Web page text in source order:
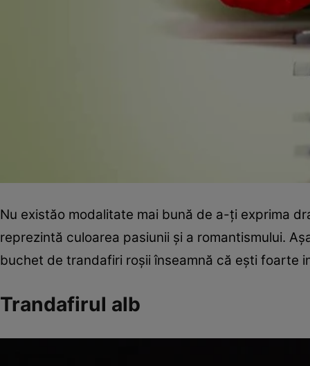
Nu existăo modalitate mai bună de a-ţi exprima
reprezintă culoarea pasiunii şi a romantismului.
buchet de trandafiri roşii înseamnă că eşti foarte
Trandafirul alb